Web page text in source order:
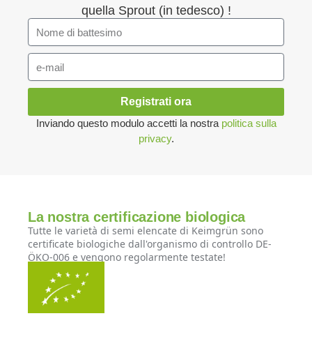
quella Sprout (in tedesco) !
Registrati ora
Inviando questo modulo accetti la nostra politica sulla
privacy.
La nostra certificazione biologica
Tutte le varietà di semi elencate di Keimgrün sono
certificate biologiche dall'organismo di controllo DE-
ÖKO-006 e vengono regolarmente testate!